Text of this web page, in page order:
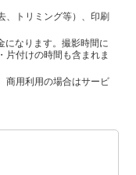
、トリミング等）、印刷
になります。撮影時間に
片付けの時間も含まれま
商用利用の場合はサービ